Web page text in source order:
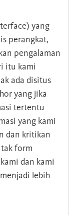
yang
perangkat,
pengalaman
itu kami
ada disitus
yang jika
tertentu
yang kami
dan kritikan
form
dan kami
lebih